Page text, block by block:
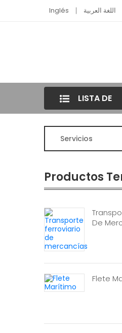
Inglés اللغة العربية
LISTA DE
Servicios
Productos
De
Flete